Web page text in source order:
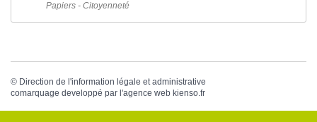
Papiers - Citoyenneté
© Direction de l'information légale et administrative
comarquage developpé par l'agence web kienso.fr